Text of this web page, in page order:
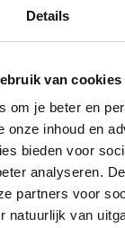
Details
van cookies
om je beter en
onze inhoud en
bieden voor
analyseren.
partners voor
natuurlijk van
en
BV
de juiste
Wij zijn een
aan het